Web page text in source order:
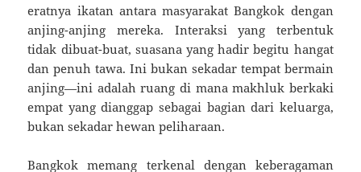
eratnya ikatan antara masyarakat Bangkok dengan
anjing-anjing mereka. Interaksi yang terbentuk
tidak dibuat-buat, suasana yang hadir begitu hangat
dan penuh tawa. Ini bukan sekadar tempat bermain
anjing—ini adalah ruang di mana makhluk berkaki
empat yang dianggap sebagai bagian dari keluarga,
bukan sekadar hewan peliharaan.
Bangkok memang terkenal dengan keberagaman